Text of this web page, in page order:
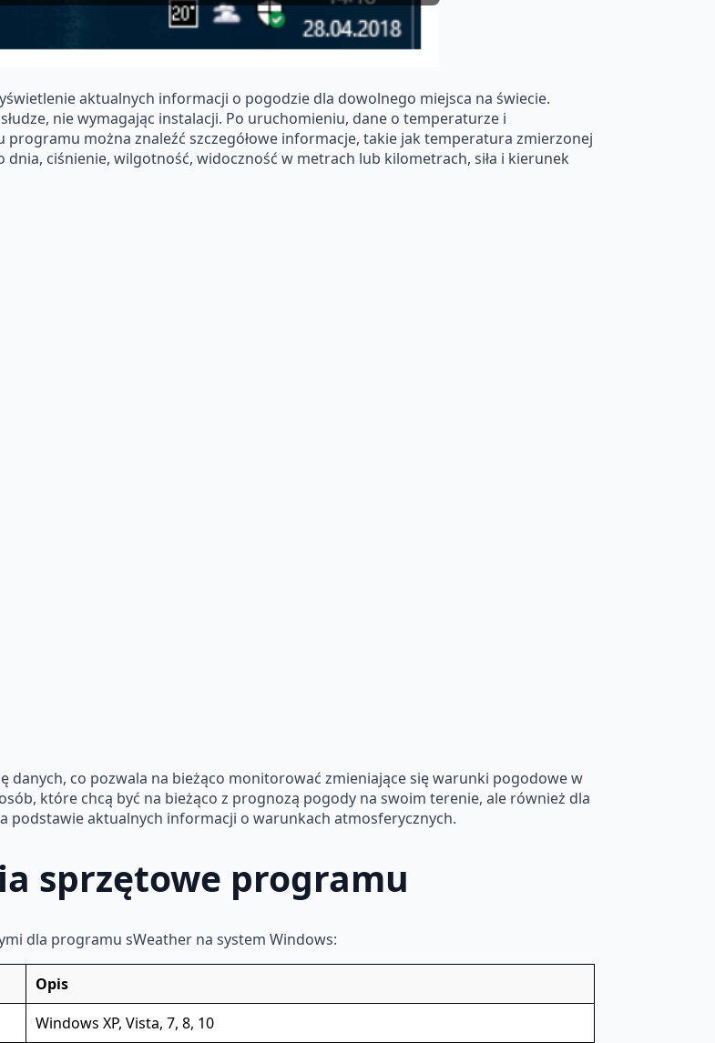
aktualnych informacji o pogodzie dla dowolnego miejsca na świecie.
nie wymagając instalacji. Po uruchomieniu, dane o temperaturze i
można znaleźć szczegółowe informacje, takie jak temperatura zmierzonej
ciśnienie, wilgotność, widoczność w metrach lub kilometrach, siła i kierunek
co pozwala na bieżąco monitorować zmieniające się warunki pogodowe w
które chcą być na bieżąco z prognozą pogody na swoim terenie, ale również dla
podstawie aktualnych informacji o warunkach atmosferycznych.
sprzętowe programu
dla programu sWeather na system Windows:
Opis
Windows XP, Vista, 7, 8, 10